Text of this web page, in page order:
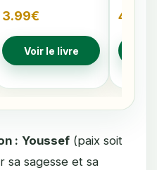
3.99€
Voir le livre
4.79
: Youssef (paix soit
sa sagesse et sa